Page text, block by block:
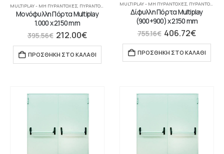
MULTIPLAY - ΜΗ ΠΥΡΆΝΤΟΧΕΣ, ΠΥΡΆΝΤΟΧΕΣ ΠΌΡΤΕΣ
Μονόφυλλη Πόρτα Multiplay
1.000 x 2.150 mm
395.56€ 212.00€
ΠΡΟΣΘΉΚΗ ΣΤΟ ΚΑΛΆΘΙ
MULTIPLAY - ΜΗ ΠΥΡΆΝΤΟΧΕΣ, ΠΥΡΆΝΤΟΧΕΣ ΠΌΡΤΕΣ
Δίφυλλη Πόρτα Multiplay
(900+900) x 2.150 mm
755.16€ 406.72€
ΠΡΟΣΘΉΚΗ ΣΤΟ ΚΑΛΆΘΙ